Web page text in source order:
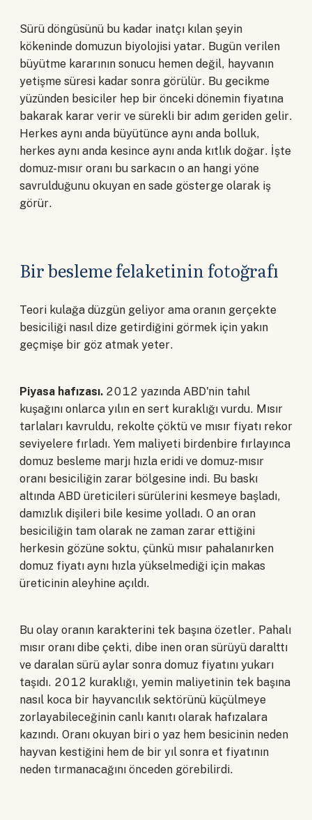
Sürü döngüsünü bu kadar inatçı kılan şeyin
kökeninde domuzun biyolojisi yatar. Bugün verilen
büyütme kararının sonucu hemen değil, hayvanın
yetişme süresi kadar sonra görülür. Bu gecikme
yüzünden besiciler hep bir önceki dönemin fiyatına
bakarak karar verir ve sürekli bir adım geriden gelir.
Herkes aynı anda büyütünce aynı anda bolluk,
herkes aynı anda kesince aynı anda kıtlık doğar. İşte
domuz-mısır oranı bu sarkacın o an hangi yöne
savrulduğunu okuyan en sade gösterge olarak iş
görür.
Bir besleme felaketinin fotoğrafı
Teori kulağa düzgün geliyor ama oranın gerçekte
besiciliği nasıl dize getirdiğini görmek için yakın
geçmişe bir göz atmak yeter.
Piyasa hafızası. 2012 yazında ABD'nin tahıl
kuşağını onlarca yılın en sert kuraklığı vurdu. Mısır
tarlaları kavruldu, rekolte çöktü ve mısır fiyatı rekor
seviyelere fırladı. Yem maliyeti birdenbire fırlayınca
domuz besleme marjı hızla eridi ve domuz-mısır
oranı besiciliğin zarar bölgesine indi. Bu baskı
altında ABD üreticileri sürülerini kesmeye başladı,
damızlık dişileri bile kesime yolladı. O an oran
besiciliğin tam olarak ne zaman zarar ettiğini
herkesin gözüne soktu, çünkü mısır pahalanırken
domuz fiyatı aynı hızla yükselmediği için makas
üreticinin aleyhine açıldı.
Bu olay oranın karakterini tek başına özetler. Pahalı
mısır oranı dibe çekti, dibe inen oran sürüyü daralttı
ve daralan sürü aylar sonra domuz fiyatını yukarı
taşıdı. 2012 kuraklığı, yemin maliyetinin tek başına
nasıl koca bir hayvancılık sektörünü küçülmeye
zorlayabileceğinin canlı kanıtı olarak hafızalara
kazındı. Oranı okuyan biri o yaz hem besicinin neden
hayvan kestiğini hem de bir yıl sonra et fiyatının
neden tırmanacağını önceden görebilirdi.